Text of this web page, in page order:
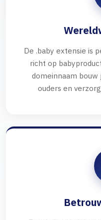
De .baby extensie is
richt op
domeinnaam
ouders en